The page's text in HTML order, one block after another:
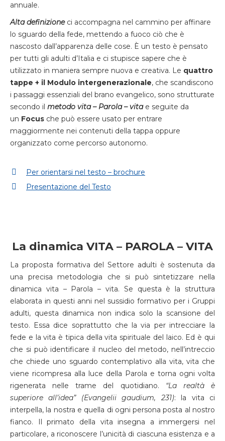
annuale.
Alta definizione ci accompagna nel cammino per affinare
lo sguardo della fede, mettendo a fuoco ciò che è
nascosto dall’apparenza delle cose. È un testo è pensato
per tutti gli adulti d’Italia e ci stupisce sapere che è
utilizzato in maniera sempre nuova e creativa. Le quattro
tappe + il Modulo intergenerazionale, che scandiscono
i passaggi essenziali del brano evangelico, sono strutturate
secondo il metodo vita – Parola – vita e seguite da
un Focus che può essere usato per entrare
maggiormente nei contenuti della tappa oppure
organizzato come percorso autonomo.
Per orientarsi nel testo – brochure
Presentazione del Testo
La dinamica VITA – PAROLA – VITA
La proposta formativa del Settore adulti è sostenuta da
una precisa metodologia che si può sintetizzare nella
dinamica vita – Parola – vita. Se questa è la struttura
elaborata in questi anni nel sussidio formativo per i Gruppi
adulti, questa dinamica non indica solo la scansione del
testo. Essa dice soprattutto che la via per intrecciare la
fede e la vita è tipica della vita spirituale del laico. Ed è qui
che si può identificare il nucleo del metodo, nell’intreccio
che chiede uno sguardo contemplativo alla vita, vita che
viene ricompresa alla luce della Parola e torna ogni volta
rigenerata nelle trame del quotidiano. “La realtà è
superiore all’idea” (Evangelii gaudium, 231): la vita ci
interpella, la nostra e quella di ogni persona posta al nostro
fianco. Il primato della vita insegna a immergersi nel
particolare, a riconoscere l’unicità di ciascuna esistenza e a